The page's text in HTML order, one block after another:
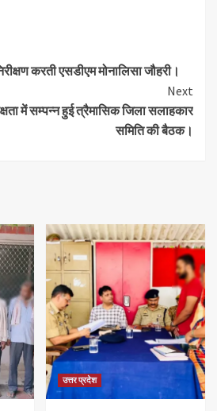
करती एसडीएम मोनालिसा जौहरी।
Next
में सम्पन्न हुई त्रैमासिक जिला सलाहकार
समिति की बैठक।
उत्तर प्रदेश